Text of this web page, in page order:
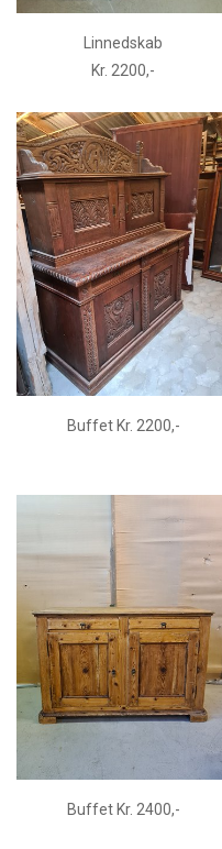
Linnedskab
Kr. 2200,-
Buffet Kr. 2200,-
Buffet Kr. 2400,-